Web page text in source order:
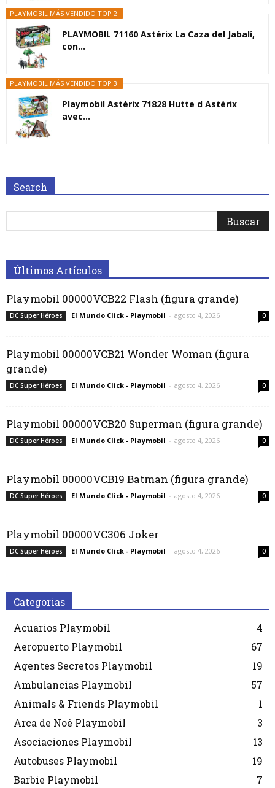
PLAYMOBIL MÁS VENDIDO TOP 2
PLAYMOBIL 71160 Astérix La Caza del Jabalí,
con...
PLAYMOBIL MÁS VENDIDO TOP 3
Playmobil Astérix 71828 Hutte d Astérix
avec...
Search
Últimos Artículos
Playmobil 00000VCB22 Flash (figura grande)
DC Super Héroes El Mundo Click - Playmobil - agosto 4, 2026 0
Playmobil 00000VCB21 Wonder Woman (figura
grande)
DC Super Héroes El Mundo Click - Playmobil - agosto 4, 2026 0
Playmobil 00000VCB20 Superman (figura grande)
DC Super Héroes El Mundo Click - Playmobil - agosto 4, 2026 0
Playmobil 00000VCB19 Batman (figura grande)
DC Super Héroes El Mundo Click - Playmobil - agosto 4, 2026 0
Playmobil 00000VC306 Joker
DC Super Héroes El Mundo Click - Playmobil - agosto 4, 2026 0
Categorias
Acuarios Playmobil
4
Aeropuerto Playmobil
67
Agentes Secretos Playmobil
19
Ambulancias Playmobil
57
Animals & Friends Playmobil
1
Arca de Noé Playmobil
3
Asociaciones Playmobil
13
Autobuses Playmobil
19
Barbie Playmobil
7